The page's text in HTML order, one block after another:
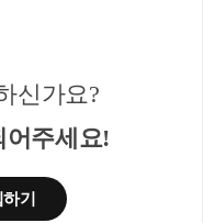
」 제156조의2
현재 2주택 이상은 적
사업시행 인가된 재건
취득 전에 종전주택
신가요?
어주세요!
기